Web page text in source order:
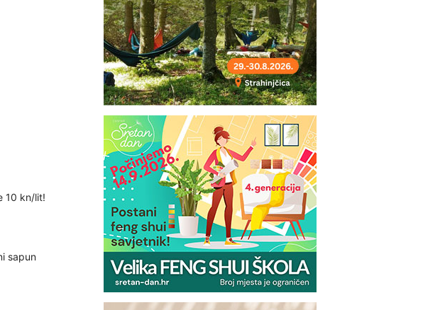
10 kn/lit!
sapun